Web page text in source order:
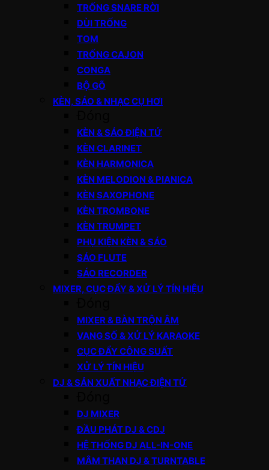
TRỐNG SNARE RỜI
DÙI TRỐNG
TOM
TRỐNG CAJON
CONGA
BỘ GÕ
KÈN, SÁO & NHẠC CỤ HƠI
KÈN & SÁO ĐIỆN TỬ
KÈN CLARINET
KÈN HARMONICA
KÈN MELODION & PIANICA
KÈN SAXOPHONE
KÈN TROMBONE
KÈN TRUMPET
PHỤ KIỆN KÈN & SÁO
SÁO FLUTE
SÁO RECORDER
MIXER, CỤC ĐẨY & XỬ LÝ TÍN HIỆU
MIXER & BÀN TRỘN ÂM
VANG SỐ & XỬ LÝ KARAOKE
CỤC ĐẨY CÔNG SUẤT
XỬ LÝ TÍN HIỆU
DJ & SẢN XUẤT NHẠC ĐIỆN TỬ
DJ MIXER
ĐẦU PHÁT DJ & CDJ
HỆ THỐNG DJ ALL-IN-ONE
MÂM THAN DJ & TURNTABLE